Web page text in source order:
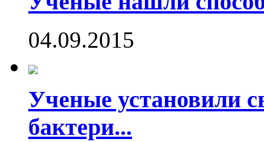
04.09.2015
Ученые установили
бактери...